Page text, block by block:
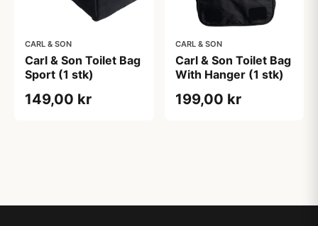
CARL & SON
Carl & Son Toilet Bag
Sport (1 stk)
149,00 kr
CARL & SON
Carl & Son Toilet Bag
With Hanger (1 stk)
199,00 kr